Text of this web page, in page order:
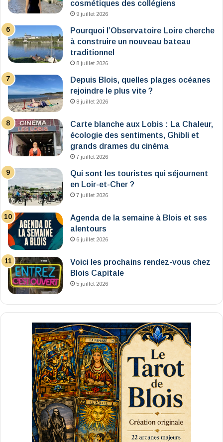
cosmétiques des collégiens
9 juillet 2026
Pourquoi l’Observatoire Loire cherche
à construire un nouveau bateau
traditionnel
8 juillet 2026
Depuis Blois, quelles plages océanes
rejoindre le plus vite ?
8 juillet 2026
Carte blanche aux Lobis : La Chaleur,
écologie des sentiments, Ghibli et
grands drames du cinéma
7 juillet 2026
Qui sont les touristes qui séjournent
en Loir-et-Cher ?
7 juillet 2026
Agenda de la semaine à Blois et ses
alentours
6 juillet 2026
Voici les prochains rendez-vous chez
Blois Capitale
5 juillet 2026